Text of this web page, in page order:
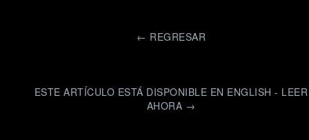
← REGRESAR
ESTE ARTÍCULO ESTÁ DISPONIBLE EN ENGLISH - LEER
AHORA →